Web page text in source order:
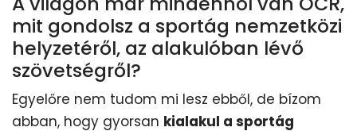
mit gondolsz a sportág nemzetközi
helyzetéről, az alakulóban lévő
szövetségről?
Egyelőre nem tudom mi lesz ebből, de bízom
abban, hogy gyorsan kialakul a sportág